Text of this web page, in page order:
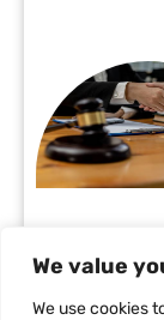
We value
We use cookies